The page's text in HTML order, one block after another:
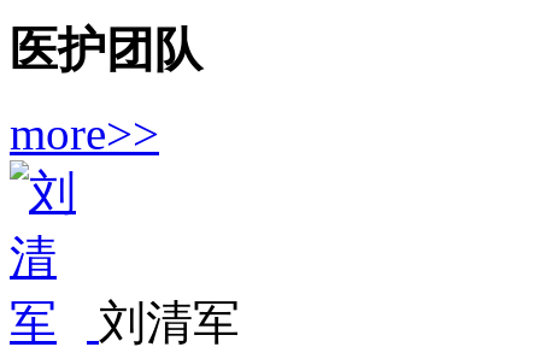
医护团队
more>>
刘清军